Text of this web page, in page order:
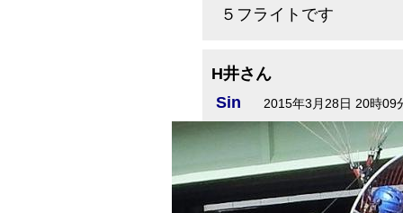
５フライトです
H井さん
Sin
2015年3月28日 20時09